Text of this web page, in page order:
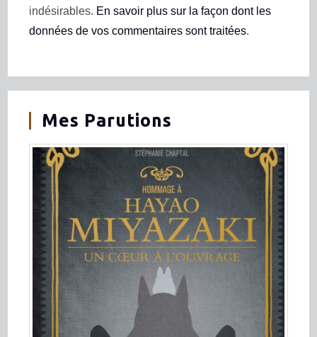
indésirables. En savoir plus sur la façon dont les
données de vos commentaires sont traitées.
Mes Parutions